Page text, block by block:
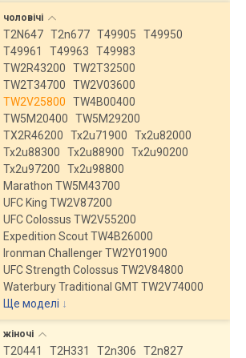
чоловічі
T2N647 T2n677 T49905
T49950
T49961
T49963
T49983
TW2R43200
TW2T32500
TW2T34700
TW2V03600
TW2V25800
TW4B00400
TW5M20400
TW5M29200
TX2R46200
Tx2u71900
Tx2u82000
Tx2u88300
Tx2u88900
Tx2u90200
Tx2u97200
Tx2u98800
Marathon TW5M43700
UFC King TW2V87200
UFC Colossus TW2V55200
Expedition Scout TW4B26000
Ironman Challenger TW2Y01900
UFC Strength Colossus TW2V84800
Waterbury Traditional GMT TW2V74000
Ще моделі ↓
жіночі
T20441 T2H331 T2n306
T2n827